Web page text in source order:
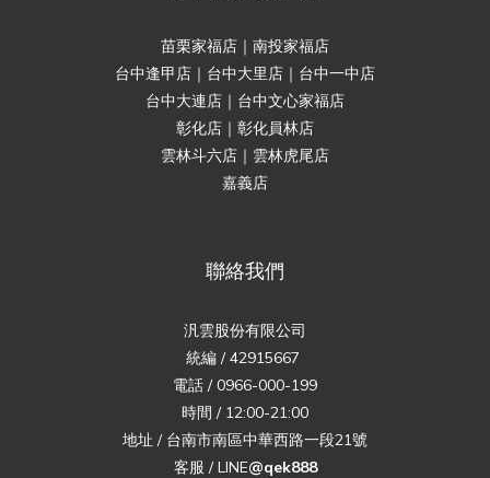
苗栗家福店｜南投家福店
台中逢甲店｜台中大里店｜台中一中店
台中大連店｜台中文心家福店
彰化店｜彰化員林店
雲林斗六店｜雲林虎尾店
嘉義店
聯絡我們
汎雲股份有限公司
統編 / 42915667
電話 / 0966-000-199
時間 / 12:00-21:00
地址 / 台南市南區中華西路一段21號
客服 / LINE@qek888